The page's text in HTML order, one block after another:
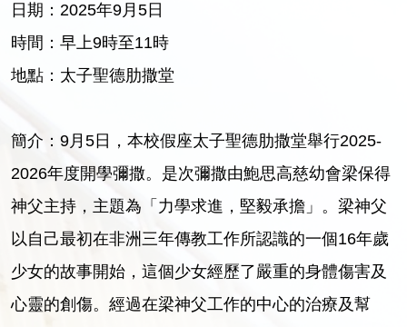
日期：2025年9月5日
時間：早上9時至11時
地點：太子聖德肋撒堂
簡介：9月5日，本校假座太子聖德肋撒堂舉行2025-
2026年度開學彌撒。是次彌撒由鮑思高慈幼會梁保得
神父主持，主題為「力學求進，堅毅承擔」。梁神父
以自己最初在非洲三年傳教工作所認識的一個16年歲
少女的故事開始，這個少女經歷了嚴重的身體傷害及
心靈的創傷。經過在梁神父工作的中心的治療及幫